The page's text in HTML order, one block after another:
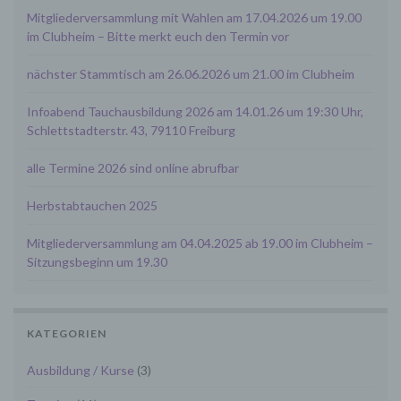
Mitgliederversammlung mit Wahlen am 17.04.2026 um 19.00
im Clubheim – Bitte merkt euch den Termin vor
nächster Stammtisch am 26.06.2026 um 21.00 im Clubheim
Infoabend Tauchausbildung 2026 am 14.01.26 um 19:30 Uhr,
Schlettstadterstr. 43, 79110 Freiburg
alle Termine 2026 sind online abrufbar
Herbstabtauchen 2025
Mitgliederversammlung am 04.04.2025 ab 19.00 im Clubheim –
Sitzungsbeginn um 19.30
KATEGORIEN
Ausbildung / Kurse (3)
Nutzers, Referrer URL (die zuvor besuchte Seite),
IP-Adresse und der anfragende Provider.
Zuordnung zur Person des Nutzers oder sonstiger
Bestimmungen nur für statistische Auswertungen
zum Zweck des Betriebs, der Sicherheit und der
behalten uns jedoch vor, die Protokolldaten
konkreter Anhaltspunkte der berechtigte Verdacht
5. Cookies & Reichweitenmessung
Cookies sind Informationen, die von unserem
Webserver oder Webservern Dritter an die Web-
Die Betrachtung dieses Onlineangebotes ist auch